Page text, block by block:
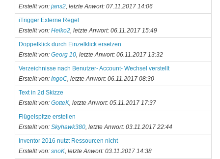
Erstellt von: jans2, letzte Anwort: 07.11.2017 14:06
iTrigger Externe Regel
Erstellt von: Heiko2, letzte Anwort: 06.11.2017 15:49
Doppelklick durch Einzelklick ersetzen
Erstellt von: Georg 10, letzte Anwort: 06.11.2017 13:32
Verzeichnisse nach Benutzer- Account- Wechsel verstellt
Erstellt von: IngoC, letzte Anwort: 06.11.2017 08:30
Text in 2d Skizze
Erstellt von: GotteK, letzte Anwort: 05.11.2017 17:37
Flügelspitze erstellen
Erstellt von: Skyhawk380, letzte Anwort: 03.11.2017 22:44
Inventor 2016 nutzt Ressourcen nicht
Erstellt von: snoK, letzte Anwort: 03.11.2017 14:38